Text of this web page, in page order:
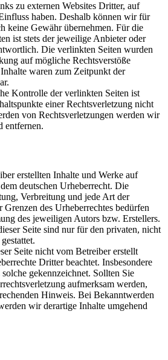
zu externen Websites Dritter, auf
haben. Deshalb können wir für
keine Gewähr übernehmen. Für die
ist stets der jeweilige Anbieter oder
Die verlinkten Seiten wurden
auf mögliche Rechtsverstöße
waren zum Zeitpunkt der
Kontrolle der verlinkten Seiten ist
einer Rechtsverletzung nicht
von Rechtsverletzungen werden wir
entfernen.
erstellten Inhalte und Werke auf
deutschen Urheberrecht. Die
Verbreitung und jede Art der
des Urheberrechtes bedürfen
des jeweiligen Autors bzw. Erstellers.
Seite sind nur für den privaten, nicht
Seite nicht vom Betreiber erstellt
Dritter beachtet. Insbesondere
gekennzeichnet. Sollten Sie
aufmerksam werden,
Hinweis. Bei Bekanntwerden
wir derartige Inhalte umgehend